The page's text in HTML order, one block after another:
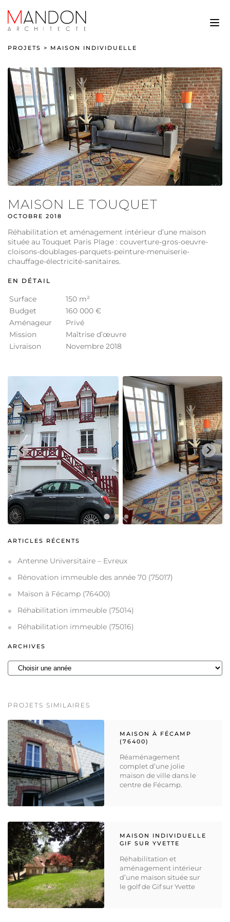
PROJETS > MAISON INDIVIDUELLE
MAISON LE TOUQUET
OCTOBRE 2018
Réhabilitation et aménagement intérieur d’une maison
située au Touquet Paris Plage : couverture-gros-oeuvre-
cloisons-doublages-parquets-peinture-menuiserie-
chauffage-électricité-sanitaires.
EN DÉTAIL
Surface
150 m²
Budget
160 000 €
Aménageur
Privé
Mission
Maîtrise d’œuvre
Livraison
Novembre 2018
ARTICLES RÉCENTS
Antenne Universitaire – Evreux
Rénovation immeuble des année 70 (75017)
Maison à Fécamp (76400)
Réhabilitation immeuble (75014)
Réhabilitation immeuble (75016)
ARCHIVES
PROJETS SIMILAIRES
MAISON À FÉCAMP
(76400)
Réaménagement
complet d’une jolie
maison de ville dans le
centre de Fécamp.
MAISON INDIVIDUELLE
GIF SUR YVETTE
Réhabilitation et
aménagement intérieur
d’une maison située sur
le golf de Gif sur Yvette